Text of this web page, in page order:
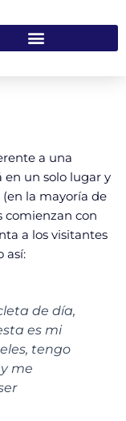
a una
un solo lugar y
la mayoría de
comienzan con
a los visitantes
así:
de día,
es mi
tengo
me